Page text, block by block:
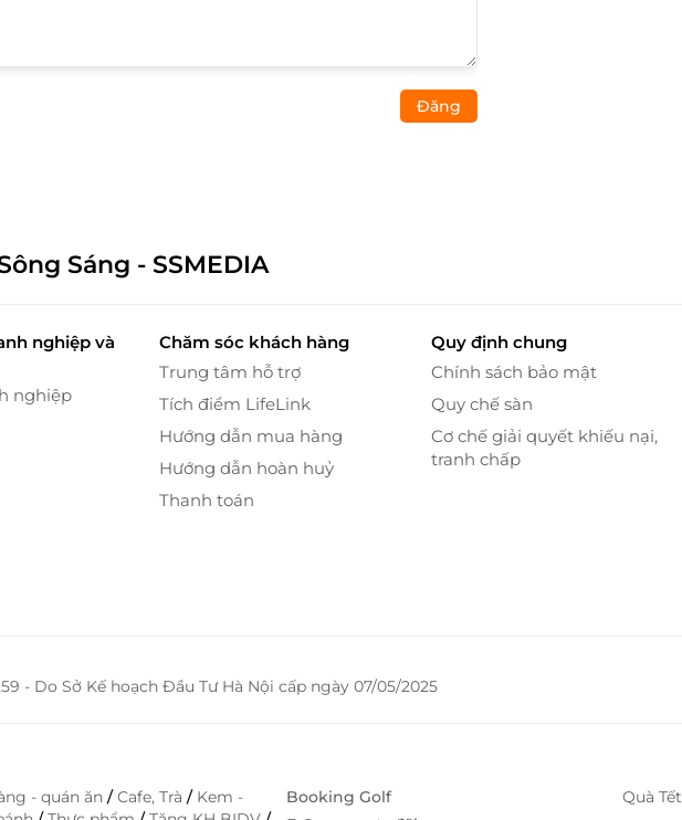
Đăng
Sáng - SSMEDIA
nghiệp và
nghiệp
Chăm sóc khách hàng
Trung tâm hỗ trợ
Tích điểm LifeLink
Hướng dẫn mua hàng
Hướng dẫn hoàn huỷ
Thanh toán
Quy định chung
Chính sách bảo mật
Quy chế sàn
Cơ chế giải quyết khiếu nại,
tranh chấp
- Do Sở Kế hoạch Đầu Tư Hà Nội cấp ngày 07/05/2025
- quán ăn /Cafe, Trà / Kem -
Booking Golf
Quà Tết